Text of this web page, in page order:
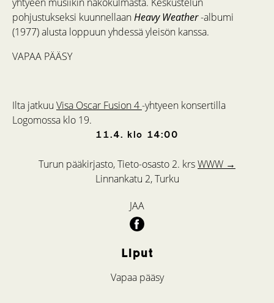
11.4. klo 14:00
Turun pääkirjasto, Tieto-osasto 2. krsWWW →
Linnankatu 2, Turku
JAA
Liput
Vapaa pääsy
pohjustukseksi kuunnellaanHeavy Weather-albumi
(1977) alusta loppuun yhdessä yleisön kanssa.
VAPAA PÄÄSY
Ilta jatkuu Visa Oscar Fusion 4-yhtyeen konsertilla
Logomossa klo 19.